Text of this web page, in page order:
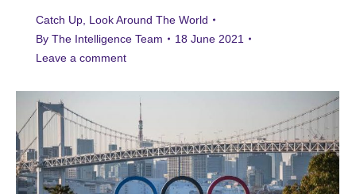
Catch Up Look Around The World
By The Intelligence Team
18 June 2021
Leave a comment